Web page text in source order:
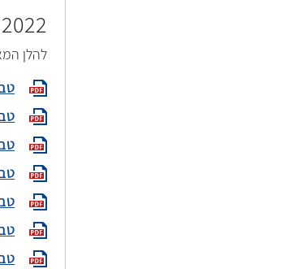
2022
להלן